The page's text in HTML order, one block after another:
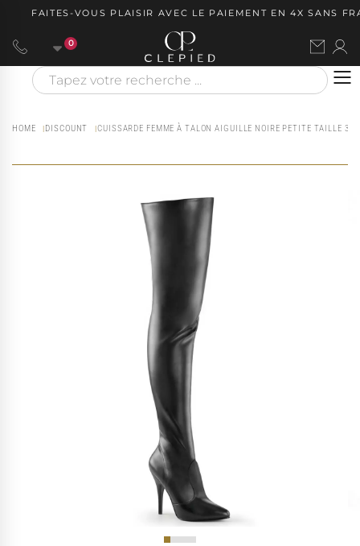
FAITES-VOUS PLAISIR AVEC LE PAIEMENT EN 4X SANS
0
HOME DISCOUNT